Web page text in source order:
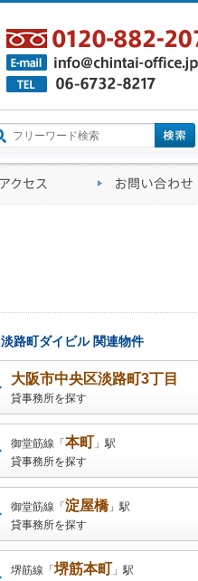
淡路町ダイビル 関連物件
大阪市中央区淡路町3丁目
貸事務所を探す
御堂筋線「 本町 」駅
貸事務所を探す
御堂筋線「 淀屋橋」駅
貸事務所を探す
堺筋線「 堺筋本町 」駅